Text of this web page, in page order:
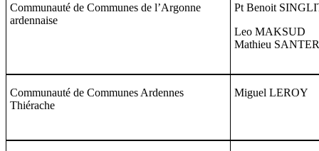
Communauté de Communes de l’Argonne
ardennaise
Pt Benoit
Leo MAKSUD
Mathieu
Communauté de Communes Ardennes
Thiérache
Miguel LEROY